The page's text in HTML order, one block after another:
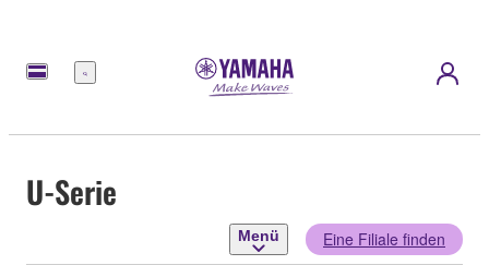
Menü
U-Serie
Menü Eine Filiale finden